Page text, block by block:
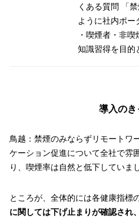
くある質問 「
ように社内ポー
・喫煙者・非
知識習得を目的
導入のき
鳥越：禁煙のみならずリモートワ
ケーション促進について全社で雰
り、喫煙率は自然と低下していま
ところが、全体的には各健康指標
に関しては下げ止まりが確認され